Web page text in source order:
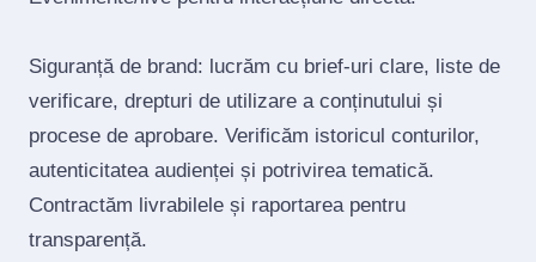
Siguranță de brand: lucrăm cu brief‑uri clare, liste de
verificare, drepturi de utilizare a conținutului și
procese de aprobare. Verificăm istoricul conturilor,
autenticitatea audienței și potrivirea tematică.
Contractăm livrabilele și raportarea pentru
transparență.